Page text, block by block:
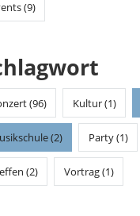
(9)
(96) Kultur (1)
(2) Party (1)
(2) Vortrag (1)